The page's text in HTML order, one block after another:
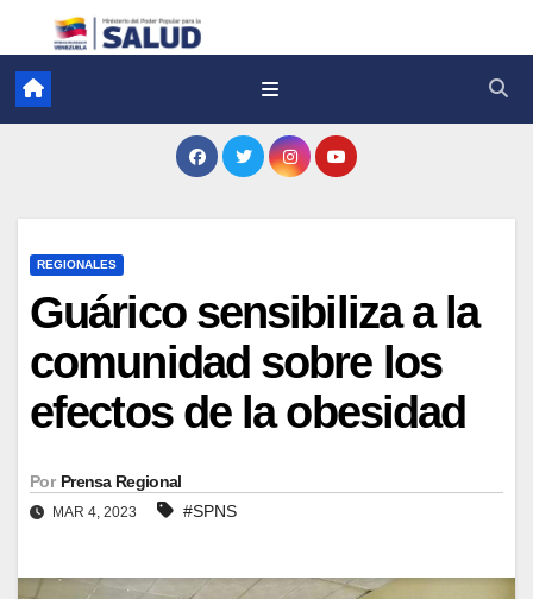
REGIONALES
Guárico sensibiliza a la
comunidad sobre los
efectos de la obesidad
Por Prensa Regional
MAR 4, 2023 #SPNS